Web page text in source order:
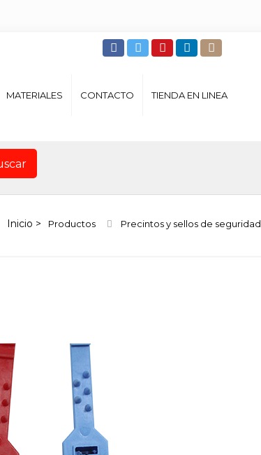
MATERIALES CONTACTO TIENDA EN LINEA
Productos Precintos y sellos de seguridad